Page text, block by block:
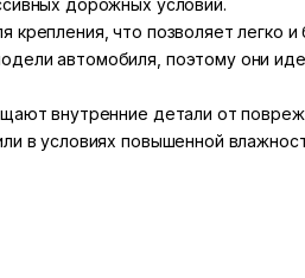
что позволяет легко и
автомобиля, поэтому они
внутренние детали от
в условиях повышенной